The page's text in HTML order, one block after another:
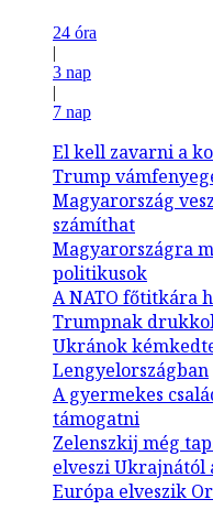
24 óra
|
3 nap
|
7 nap